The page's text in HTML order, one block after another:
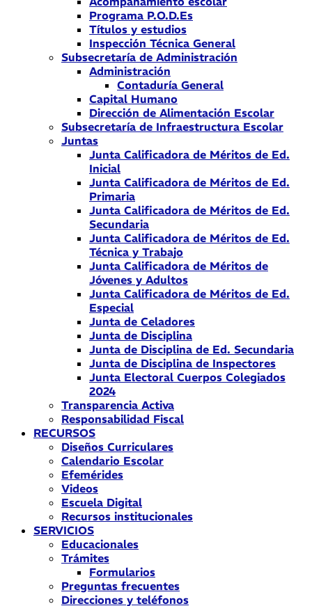
Programa P.O.D.Es
Títulos y estudios
Inspección Técnica General
Subsecretaría de Administración
Administración
Contaduría General
Capital Humano
Dirección de Alimentación Escolar
Subsecretaría de Infraestructura Escolar
Juntas
Junta Calificadora de Méritos de Ed.
Inicial
Junta Calificadora de Méritos de Ed.
Primaria
Junta Calificadora de Méritos de Ed.
Secundaria
Junta Calificadora de Méritos de Ed.
Técnica y Trabajo
Junta Calificadora de Méritos de
Jóvenes y Adultos
Junta Calificadora de Méritos de Ed.
Especial
Junta de Celadores
Junta de Disciplina
Junta de Disciplina de Ed. Secundaria
Junta de Disciplina de Inspectores
Junta Electoral Cuerpos Colegiados
2024
Transparencia Activa
Responsabilidad Fiscal
RECURSOS
Diseños Curriculares
Calendario Escolar
Efemérides
Videos
Escuela Digital
Recursos institucionales
SERVICIOS
Educacionales
Trámites
Formularios
Preguntas frecuentes
Direcciones y teléfonos